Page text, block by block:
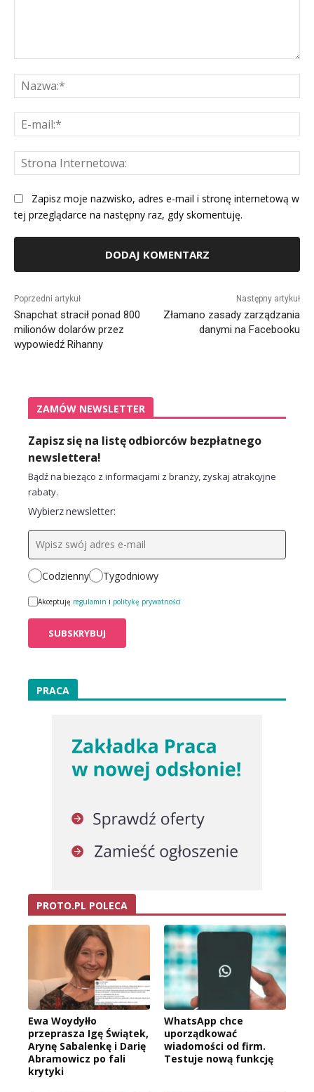
Zapisz moje nazwisko, adres e-mail i stronę internetową w
tej przeglądarce na następny raz, gdy skomentuję.
Poprzedni artykuł
Snapchat stracił ponad 800
milionów dolarów przez
wypowiedź Rihanny
Następny artykuł
Złamano zasady zarządzania
danymi na Facebooku
ZAMÓW NEWSLETTER
Zapisz się na listę odbiorców bezpłatnego
newslettera!
Bądź na bieżąco z informacjami z branży, zyskaj atrakcyjne
rabaty.
Wybierz newsletter:
Codzienny Tygodniowy
Akceptuję regulamin i politykę prywatności
PRACA
PROTO.PL POLECA
Ewa Woydyłło
przeprasza Igę Świątek,
Arynę Sabalenkę i Darię
Abramowicz po fali
krytyki
WhatsApp chce
uporządkować
wiadomości od firm.
Testuje nową funkcję